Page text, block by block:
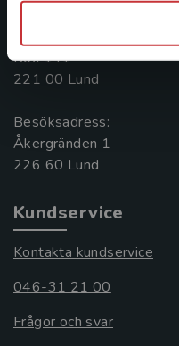
Box 141
221 00 Lund
Besöksadress:
Åkergränden 1
Kundservice
Kontakta kundservice
046-31 21 00
Frågor och svar